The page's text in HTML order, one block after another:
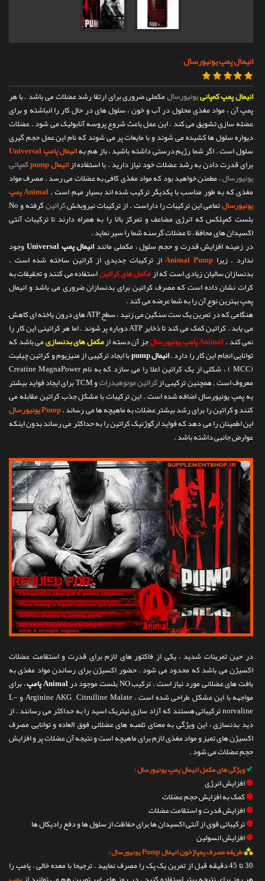
انیمال پمپ یونیورسال
انیمال پمپ کمپانییونیورسالمکملی ضروری برای ارتقا رشد عضلات می باشد . با هر
پمپ آن ، مواد مغذی محلول در آب و خون ، سلول های در حال کار را انباشته و برای
عضله سازی تشویق می کند . این عمل باعث شروع پروسه آنابولیک می شود . عضلات
دیواره سلول ها کشیده می شوند و با مایعات پر می شوند که نام این عمل حجم گیری
سلول است . اگر شما رژیم درستی داشته باشید ، باز هم بهانیمال پامپ Universal
برای قدرت دادن به رشد عضلات خود نیاز دارید . با استفاده ازانیمال pump
کمپانی
یونیورسال، مطمئن خواهید بود که مواد مغذی کافی به عضلات می رسد . مصرف مواد
مغذی که به طور مناسب با یکدیگر ترکیب شده اند بسیار مهم است .
Animal پمپ
یونیورسالتمامی این ترکیبات را داراست . از ترکیبات نیروبخشکراتین
گرفته و No
بلست کمپلکس که انرژی مضاعف و تمرکز بالا را به همراه دارند تا ترکیبات آنتی
اکسیدان های محافظ ، تا عضلات گرسنه شما را سیر نماید .
در زمینه افزایش قدرت و حجم سلول ، مکملی مانندانیمال پمپ Universal
وجود
ندارد . زیراAnimal Pumpاز ترکیبات جدیدی از کراتین ساخته شده است .
بدنسازان سالیان زیادی است که ازمکمل های کراتیناستفاده می کنند و تحقیقات به
کرات نشان داده است که مصرف کراتین برای بدنسازان ضروری می باشد و انیمال
پمپ بهترین نوع آن را به شما عرضه می کند .
هنگامی که در تمرین یک ست سنگین می زنید ، سطح ATP های درون یاخته ای کاهش
می یابد . کراتین کمک می کند تا ذخایر ATP دوباره پر شوند . اما هر کراتینی این کار را
نمی کند .Animal پامپ یونیورسال جز آن دسته ازمکمل های بدنسازیمی باشد که
توانایی انجام این کار را دارد .انیمال pump
با ایجاد ترکیبی از منیزیوم و کراتین چیلیت
(MCC ) ، شکلی از یک کراتین اعلا را می سازد که به نام Creatine MagnaPower
معروف است . همچنین ترکیبی ازکراتین مونوهیدرات
و TCM برای ایجاد فواید بیشتر
به پمپ یونیورسال اضافه شده است . این ترکیبات با مشکل جذب کراتین مقابله می
کنند و کراتین را برای رشد بیشتر عضلات به ماهیچه ها می رساند .Pump یونیورسال
این اطمینان را می دهد که فواید ارگوژنیک کراتین را به حداکثر می رساند بدون اینکه
عوارض جانبی داشته باشد .
در حین تمرینات شدید ، یکی از فاکتور های لازم برای قدرت و استقامت عضلات
اکسیژن می باشد که محدود می شود . حضور اکسیژن برای رساندن مواد مغذی به
بافت های عضلانی مورد نیاز است . ترکیب NO بلست موجود در
Animal پامپ
، برای
مواجهه با این مشکل طراحی شده است . Arginine AKG , Citrulline Malate و L-
norvaline ترکیباتی هستند که آزاد سازی نیتریک اسید را به حداکثر می رسانند . از
دید بدنسازی ، این ویژگی به معنای تلمبه های عضلانی فوق العاده و توانایی مصرف
اکسیژن های تمیز و مواد مغذی لازم برای ماهیچه است و نتیجه آن عضلات پر و افزایش
حجم عضلات می شود .
✔ویژگی های مکمل انیمال پمپ یونیورسال :
❶افزایش انرژی
❷کمک به افزایش حجم عضلات
❸افزایش قدرت و استقامت عضلات
❹ترکیباتی قوی از آنتی اکسیدان ها برای حفاظت از سلول ها و دفع رادیکال ها
❺افزایش انسولین
⁂طریقه مصرف پمپاژخون انیمال Pump یونیورسال :
30 تا 45 دقیقه قبل از تمرین یک پک را مصرف نمایید . ترجیحا با معده خالی . پامپ را